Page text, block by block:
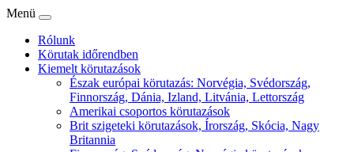
Menü
Rólunk
Körutak időrendben
Kiemelt körutazások
Észak európai körutazás: Norvégia, Svédország,
Finnország, Dánia, Izland, Litvánia, Lettország
Amerikai csoportos körutazások
Brit szigeteki körutazások, Írország, Skócia, Nagy
Britannia